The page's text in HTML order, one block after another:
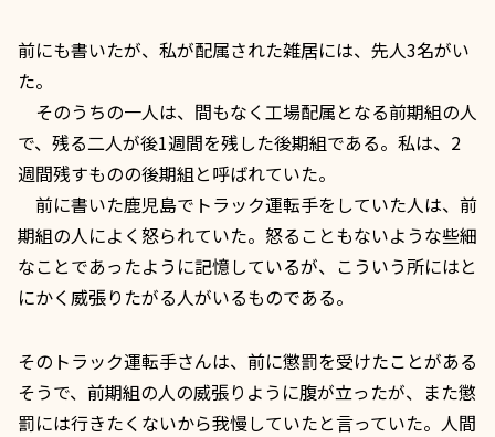
前にも書いたが、私が配属された雑居には、先人3名がい
た。
そのうちの一人は、間もなく工場配属となる前期組の人
で、残る二人が後1週間を残した後期組である。私は、2
週間残すものの後期組と呼ばれていた。
前に書いた鹿児島でトラック運転手をしていた人は、前
期組の人によく怒られていた。怒ることもないような些細
なことであったように記憶しているが、こういう所にはと
にかく威張りたがる人がいるものである。
そのトラック運転手さんは、前に懲罰を受けたことがある
そうで、前期組の人の威張りように腹が立ったが、また懲
罰には行きたくないから我慢していたと言っていた。人間